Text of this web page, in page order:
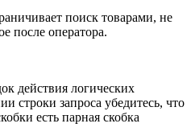
поиск товарами, не
после оператора.
действия логических
строки запроса убедитесь, что
есть парная скобка